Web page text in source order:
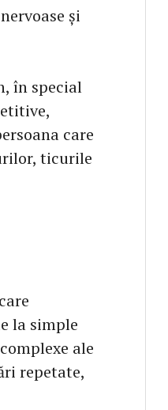
și
în special
care
ticurile
la simple
ale
repetate,